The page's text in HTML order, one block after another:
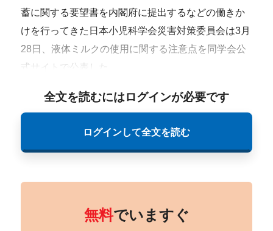
蓄に関する要望書を内閣府に提出するなどの働きか
けを行ってきた日本小児科学会災害対策委員会は3月
28日、液体ミルクの使用に関する注意点を同学会公
式サイトで公表した。
全文を読むにはログインが必要です
ログインして全文を読む
無料でいますぐ